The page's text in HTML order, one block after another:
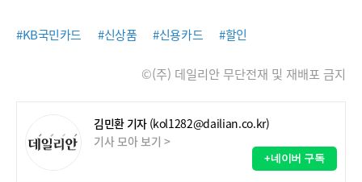
#KB국민카드 #신상품 #신용카드 #할인
©(주) 데일리안 무단전재 및 재배포 금지
김민환 기자 (kol1282@dailian.co.kr)
기사 모아 보기 >
+네이버 구독